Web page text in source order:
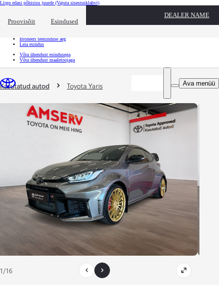
Liigu edasi põhisisu juurde (Vajuta sisestusklahvi)
Proovisõit Esindused
DEALER NAME
Kiirtee Klõpsa kiirtee ülekatte sulgemiseks
Broneeri teeninduse aeg
Leia esindus
Võta ühendust esindusega
Võta ühendust maaletoojaga
Ava menüü
Sina oled siin
Kasutatud autod Toyota Yaris
1/16